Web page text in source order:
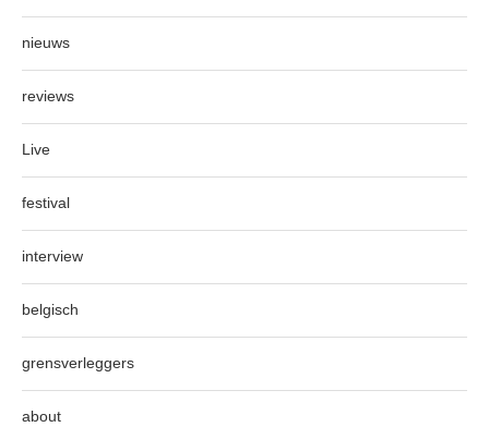
nieuws
reviews
Live
festival
interview
belgisch
grensverleggers
about